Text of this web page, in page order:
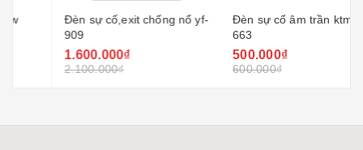
Đèn sự cố,exit chống nổ
1.600.000₫
2.100.000₫
Đèn sự cố âm trần ktm dt-
500.000₫
600.000₫